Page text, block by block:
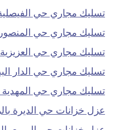
تسليك مجاري حي
تسليك مجاري حي
تسليك مجاري حي
تسليك مجاري حي الدار
تسليك مجاري حي المهدية
عزل خزانات حي الديرة